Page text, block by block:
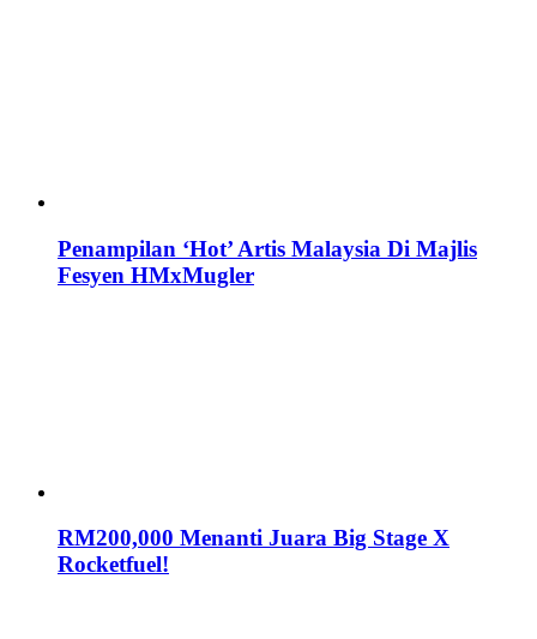
Penampilan ‘Hot’ Artis Malaysia Di Majlis
Fesyen HMxMugler
RM200,000 Menanti Juara Big Stage X
Rocketfuel!